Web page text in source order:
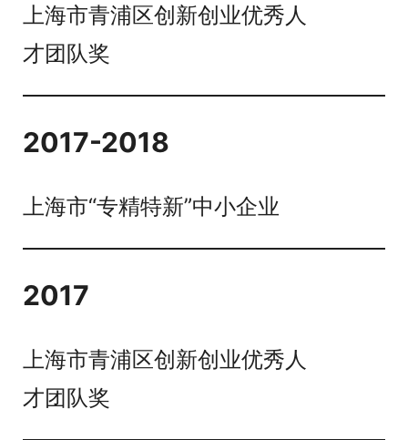
上海市青浦区创新创业优秀人
才团队奖
2017-2018
上海市“专精特新”中小企业
2017
上海市青浦区创新创业优秀人
才团队奖